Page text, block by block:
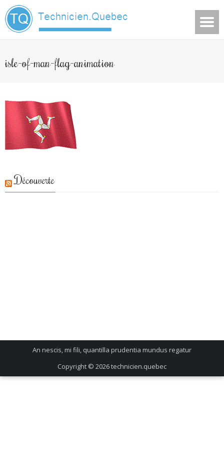
isle-of-man-flag-animation
Découverte
An nescis, mi fili, quantilla prudentia mundus regatur
Copyright © 2026technicien.quebec